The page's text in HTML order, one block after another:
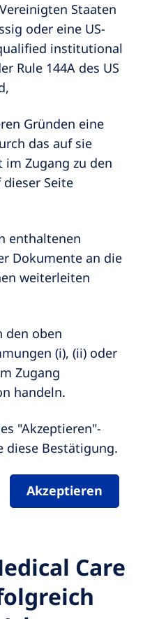
Staaten
oder eine US-
institutional
Rule 144A des US
Gründen eine
das auf sie
im Zugang zu den
Seite
enthaltenen
Dokumente an die
weiterleiten
den oben
(i), (ii) oder
Zugang
handeln.
"Akzeptieren"-
diese Bestätigung.
Akzeptieren
Care